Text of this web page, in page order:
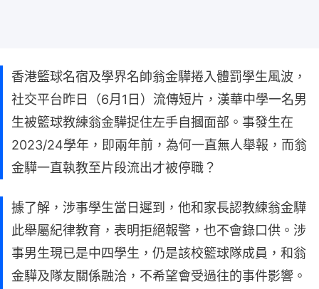
香港籃球名宿及學界名帥翁金驊捲入體罰學生風波，
社交平台昨日（6月1日）流傳短片，漢華中學一名男
生被籃球教練翁金驊捉住左手自摑面部。事發生在
2023/24學年，即兩年前，為何一直無人舉報，而翁
金驊一直執教至片段流出才被停職？
據了解，涉事學生當日遲到，他和家長認教練翁金驊
此舉屬紀律教育，表明拒絕報警，也不會錄口供。涉
事男生現已是中四學生，仍是該校籃球隊成員，和翁
金驊及隊友關係融洽，不希望會受過往的事件影響。